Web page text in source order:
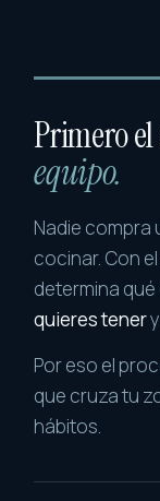
Primero
equipo.
Nadie compra
cocinar. Con
determina
quieres tener
Por eso el
que cruza tu
hábitos.